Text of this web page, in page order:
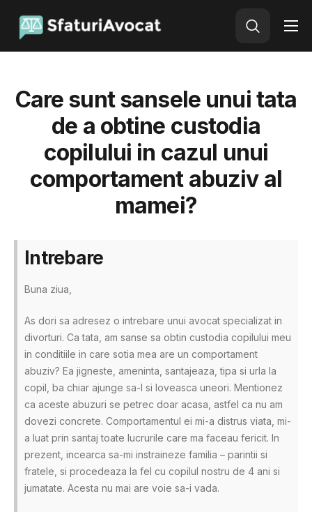
Avocat Online
Care sunt sansele unui tata
de a obtine custodia
copilului in cazul unui
comportament abuziv al
mamei?
Intrebare
Buna ziua,
As dori sa adresez o intrebare unui avocat specializat in
divorturi. Ca tata, am sanse sa obtin custodia copilului meu
in conditiile in care sotia mea are un comportament
abuziv? Ea jigneste, ameninta, santajeaza, tipa si urla la
copil, ba chiar ajunge sa-l si loveasca uneori. Mentionez
ca aceste abuzuri se petrec doar acasa, astfel ca nu am
dovezi concrete. Comportamentul ei mi-a distrus viata, mi-
a luat prin santaj toate lucrurile care ma faceau fericit. In
prezent, incearca sa-mi instraineze familia – parintii si
fratele, si procedeaza la fel cu copilul nostru de 4 ani si
jumatate. Acesta nu mai are voie sa-i vada.